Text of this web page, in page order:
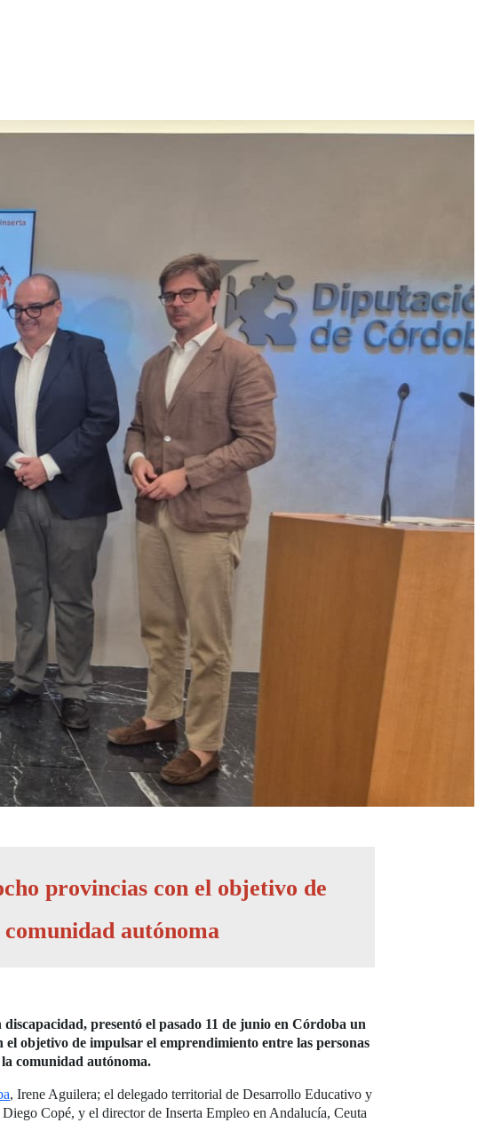
provincias con el objetivo de
autónoma
presentó el pasado 11 de junio en Córdoba un
objetivo de impulsar el emprendimiento entre las personas
comunidad autónoma.
, Irene Aguilera; el delegado territorial de Desarrollo Educativo y
Copé, y el director de Inserta Empleo en Andalucía, Ceuta